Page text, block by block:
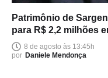
Patrimônio de
para R$ 2,2 milhões
8 de agosto às 13:45h
por Daniele Mendonça